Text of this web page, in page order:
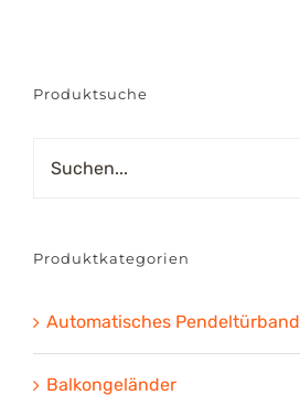
Produktsuche
Produktkategorien
Automatisches Pendeltürband
Balkongeländer